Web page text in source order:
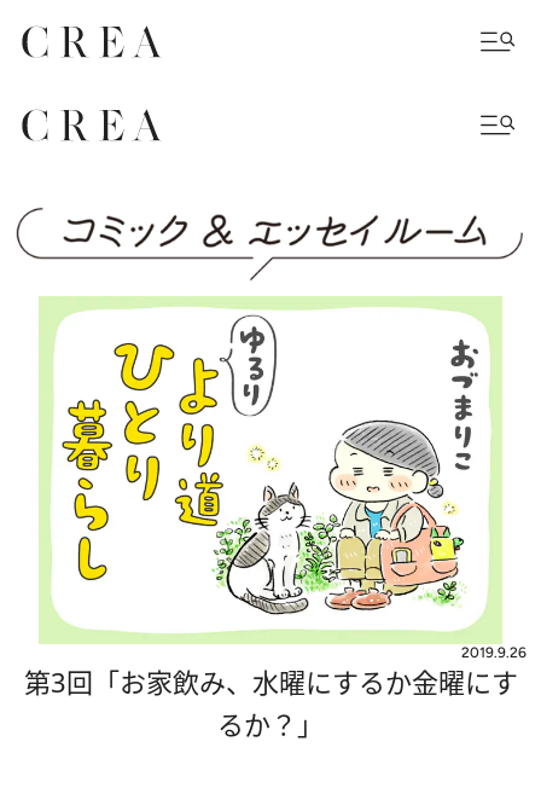
2019.9.26
第3回「お家飲み、水曜にするか金曜にす
るか？」